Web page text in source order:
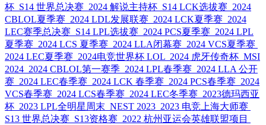
杯 S14 世界总决赛 2024 解说主持杯 S14 LCK选拔赛 2024
CBLOL夏季赛 2024 LDL发展联赛 2024 LCK夏季赛 2024
LEC赛季总决赛 S14 LPL选拔赛 2024 PCS夏季赛 2024 LPL
夏季赛 2024 LCS 夏季赛 2024 LLA闭幕赛 2024 VCS夏季赛
2024 LEC夏季赛 2024电竞世界杯 LOL 2024 虎牙传奇杯 MSI
2024 2024 CBLOL第一赛季 2024 LPL春季赛 2024 LLA 公开
赛 2024 LEC春季赛 2024 LCK 春季赛 2024 PCS春季赛 2024
VCS春季赛 2024 LCS春季赛 2024 LEC冬季赛 2023德玛西亚
杯 2023 LPL全明星周末 NEST 2023 2023 电竞上海大师赛
S13 世界总决赛 S13资格赛 2022 杭州亚运会英雄联盟项目